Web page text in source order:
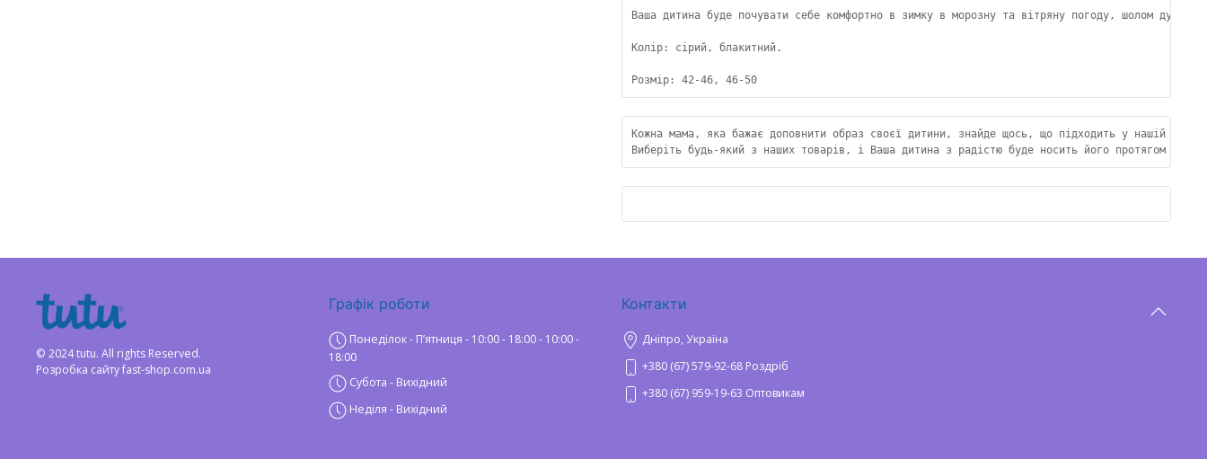
Ваша дитина буде почувати себе комфортно в зимку в морозну та вітряну погоду, шолом дуже
Колір: сірий, блакитний.
Розмір: 42-46, 46-50
Кожна мама, яка бажає доповнити образ своєї дитини, знайде щось, що підходить у нашій
Виберіть будь-який з наших товарів, і Ваша дитина з радістю буде носить його протягом
© 2024 tutu. All rights Reserved.
Розробка сайтуfast-shop.com.ua
Графік роботи
Понеділок - Пʼятниця - 10:00 - 18:00 - 10:00 -
18:00
Субота - Вихідний
Неділя - Вихідний
Контакти
Дніпро, Україна
+380 (67) 579-92-68 Роздріб
+380 (67) 959-19-63 Оптовикам